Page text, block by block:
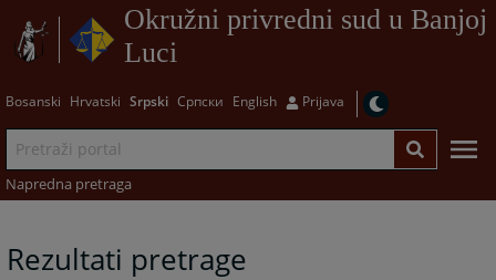
Okružni privredni sud u Banjoj
Luci
Bosanski Hrvatski Srpski Српски English Prijava
Napredna pretraga
Rezultati pretrage